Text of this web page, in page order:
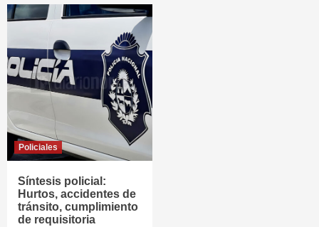
Policiales
Síntesis policial:
Hurtos, accidentes de
tránsito, cumplimiento
de requisitoria